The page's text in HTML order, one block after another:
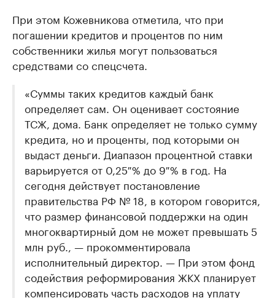
При этом Кожевникова отметила, что при
погашении кредитов и процентов по ним
собственники жилья могут пользоваться
средствами со спецсчета.
«Суммы таких кредитов каждый банк
определяет сам. Он оценивает состояние
ТСЖ, дома. Банк определяет не только сумму
кредита, но и проценты, под которыми он
выдаст деньги. Диапазон процентной ставки
варьируется от 0,25 % до 9 % в год. На
сегодня действует постановление
правительства РФ № 18, в котором говорится,
что размер финансовой поддержки на один
многоквартирный дом не может превышать 5
млн руб., — прокомментировала
исполнительный директор. — При этом фонд
содействия реформирования ЖКХ планирует
компенсировать часть расходов на уплату